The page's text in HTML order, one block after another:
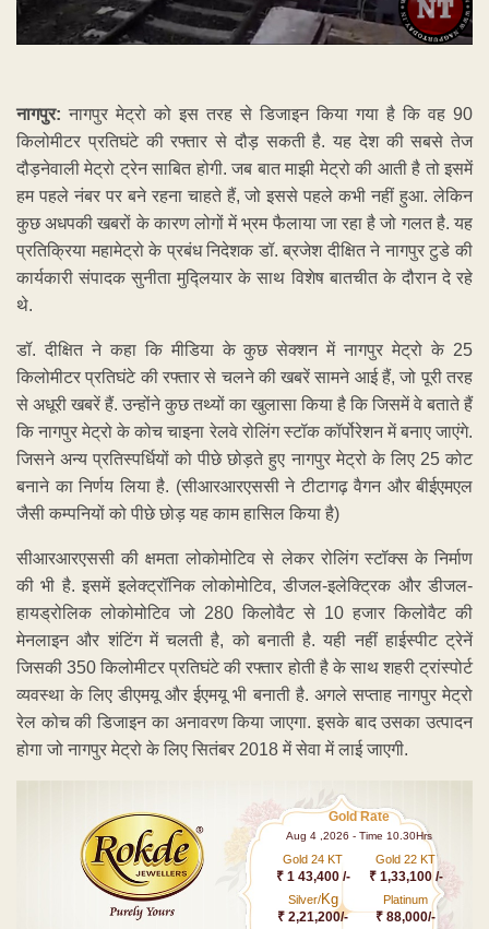
नागपुर: नागपुर मेट्रो को इस तरह से डिजाइन किया गया है कि वह 90
किलोमीटर प्रतिघंटे की रफ्तार से दौड़ सकती है. यह देश की सबसे तेज
दौड़नेवाली मेट्रो ट्रेन साबित होगी. जब बात माझी मेट्रो की आती है तो इसमें
हम पहले नंबर पर बने रहना चाहते हैं, जो इससे पहले कभी नहीं हुआ. लेकिन
कुछ अधपकी खबरों के कारण लोगों में भ्रम फैलाया जा रहा है जो गलत है. यह
प्रतिक्रिया महामेट्रो के प्रबंध निदेशक डॉ. ब्रजेश दीक्षित ने नागपुर टुडे की
कार्यकारी संपादक सुनीता मुद्लियार के साथ विशेष बातचीत के दौरान दे रहे
थे.
डॉ. दीक्षित ने कहा कि मीडिया के कुछ सेक्शन में नागपुर मेट्रो के 25
किलोमीटर प्रतिघंटे की रफ्तार से चलने की खबरें सामने आई हैं, जो पूरी तरह
से अधूरी खबरें हैं. उन्होंने कुछ तथ्यों का खुलासा किया है कि जिसमें वे बताते हैं
कि नागपुर मेट्रो के कोच चाइना रेलवे रोलिंग स्टॉक कॉर्पोरेशन में बनाए जाएंगे.
जिसने अन्य प्रतिस्पर्धियों को पीछे छोड़ते हुए नागपुर मेट्रो के लिए 25 कोट
बनाने का निर्णय लिया है. (सीआरआरएससी ने टीटागढ़ वैगन और बीईएमएल
जैसी कम्पनियों को पीछे छोड़ यह काम हासिल किया है)
सीआरआरएससी की क्षमता लोकोमोटिव से लेकर रोलिंग स्टॉक्स के निर्माण
की भी है. इसमें इलेक्ट्रॉनिक लोकोमोटिव, डीजल-इलेक्ट्रिक और डीजल-
हायड्रोलिक लोकोमोटिव जो 280 किलोवैट से 10 हजार किलोवैट की
मेनलाइन और शंटिंग में चलती है, को बनाती है. यही नहीं हाईस्पीट ट्रेनें
जिसकी 350 किलोमीटर प्रतिघंटे की रफ्तार होती है के साथ शहरी ट्रांस्पोर्ट
व्यवस्था के लिए डीएमयू और ईएमयू भी बनाती है. अगले सप्ताह नागपुर मेट्रो
रेल कोच की डिजाइन का अनावरण किया जाएगा. इसके बाद उसका उत्पादन
होगा जो नागपुर मेट्रो के लिए सितंबर 2018 में सेवा में लाई जाएगी.
Gold Rate
Aug 4 ,2026 - Time 10.30Hrs
Gold 24 KT
₹ 1 43,400 /-
Gold 22 KT
₹ 1,33,100 /-
Silver/Kg
₹ 2,21,200/-
Platinum
₹ 88,000/-